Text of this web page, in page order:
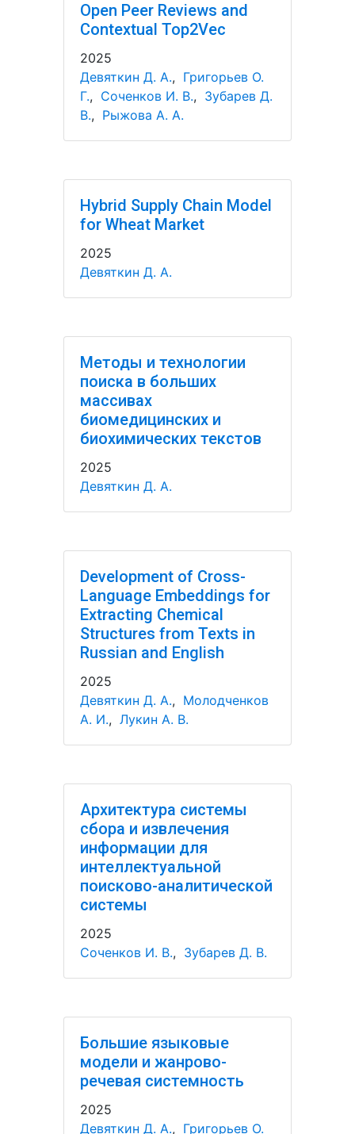
Open Peer Reviews and
Contextual Top2Vec
2025
Девяткин Д. А., Григорьев О.
Г., Соченков И. В., Зубарев Д.
В., Рыжова А. А.
Hybrid Supply Chain Model
for Wheat Market
2025
Девяткин Д. А.
Методы и технологии
поиска в больших
массивах
биомедицинских и
биохимических текстов
2025
Девяткин Д. А.
Development of Cross-
Language Embeddings for
Extracting Chemical
Structures from Texts in
Russian and English
2025
Девяткин Д. А., Молодченков
А. И., Лукин А. В.
Архитектура системы
сбора и извлечения
информации для
интеллектуальной
поисково-аналитической
системы
2025
Соченков И. В., Зубарев Д. В.
Большие языковые
модели и жанрово-
речевая системность
2025
Девяткин Д. А., Григорьев О.